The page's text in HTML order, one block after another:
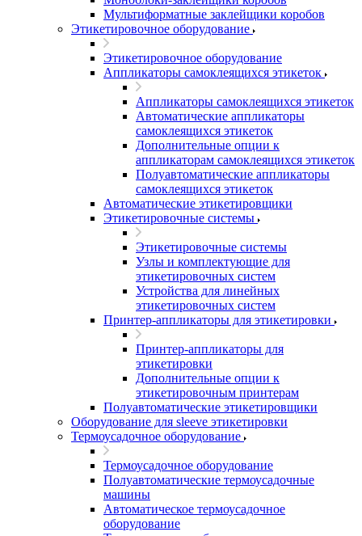
Мультиформатные заклейщики коробов
Этикетировочное оборудование
Этикетировочное оборудование
Аппликаторы самоклеящихся этикеток
Аппликаторы самоклеящихся этикеток
Автоматические аппликаторы
самоклеящихся этикеток
Дополнительные опции к
аппликаторам самоклеящихся этикеток
Полуавтоматические аппликаторы
самоклеящихся этикеток
Автоматические этикетировщики
Этикетировочные системы
Этикетировочные системы
Узлы и комплектующие для
этикетировочных систем
Устройства для линейных
этикетировочных систем
Принтер-аппликаторы для этикетировки
Принтер-аппликаторы для
этикетировки
Дополнительные опции к
этикетировочным принтерам
Полуавтоматические этикетировщики
Оборудование для sleeve этикетировки
Термоусадочное оборудование
Термоусадочное оборудование
Полуавтоматические термоусадочные
машины
Автоматическое термоусадочное
оборудование